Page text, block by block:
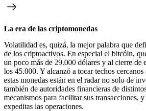
La era de las criptomonedas
Volatilidad es, quizá, la mejor palabra que
de los criptoactivos. En especial el bitcóin,
un poco más de 29.000 dólares y al cierre de
los 45.000. Y alcanzó a tocar techos
estas monedas están en el radar no solo de
también de autoridades financieras de
mecanismos para facilitar sus transacciones,
expeditas las operaciones.